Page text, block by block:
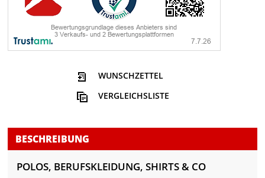
WUNSCHZETTEL
VERGLEICHSLISTE
BESCHREIBUNG
POLOS, BERUFSKLEIDUNG, SHIRTS & CO